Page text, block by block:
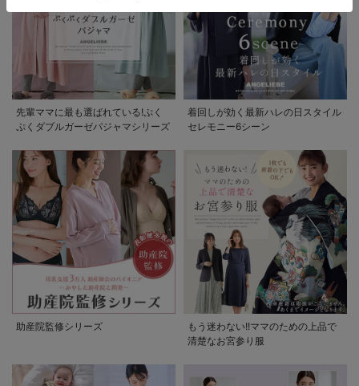
先輩ママに最も選ばれている!ぷく
ぷくダブルガーゼパジャマシリーズ
着回しが効く最新ハレの日スタイル
セレモニー6シーン
助産院監修シリーズ
もう迷わない!!ママのための上品で
清楚なお宮参り服